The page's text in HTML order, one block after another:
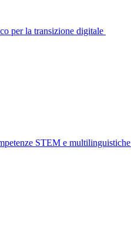
per la transizione digitale
STEM e multilinguistiche